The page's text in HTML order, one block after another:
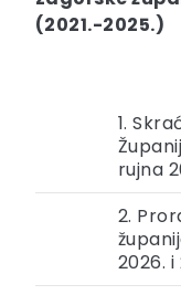
(2021.-2025.)
1.
rujna
2.
2026.